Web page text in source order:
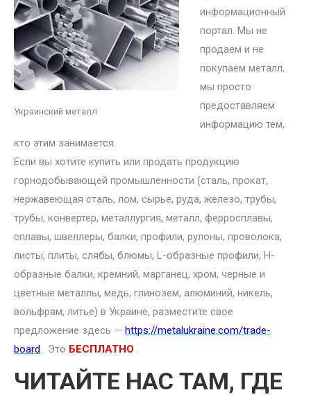
Украинский металл
информационный
портал. Мы не
продаем и не
покупаем металл,
мы просто
предоставляем
информацию тем,
кто этим занимается.
Если вы хотите купить или продать продукцию
горнодобывающей промышленности (сталь, прокат,
нержавеющая сталь, лом, сырье, руда, железо, трубы,
трубы, конвертер, металлургия, металл, ферросплавы,
сплавы, швеллеры, балки, профили, рулоны, проволока,
листы, плиты, слябы, блюмы, L-образные профили, H-
образные балки, кремний, марганец, хром, черные и
цветные металлы, медь, глинозем, алюминий, никель,
вольфрам, литье) в Украине, разместите свое
предложение здесь — https://metalukraine.com/trade-
board . Это БЕСПЛАТНО .
ЧИТАЙТЕ НАС ТАМ, ГДЕ